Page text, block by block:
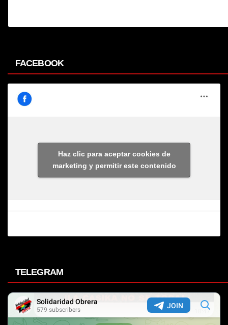
FACEBOOK
Haz clic para aceptar cookies de
marketing y permitir este contenido
TELEGRAM